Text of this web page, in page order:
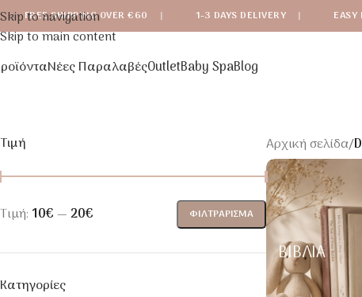
Skip to navigation
Skip to main content
FREE SHIPPING OVER €60 | 1-3 DAYS DELIVERY | EASY
Νέες ΠαραλαβέςOutletBaby SpaBlog
Τιμή
ΦΙΛΤΡΆΡΙΣΜΑ
Τιμή: 10€—20€
Κατηγορίες
Αρχική σελίδα/
ΒΙΒΛΊΑ